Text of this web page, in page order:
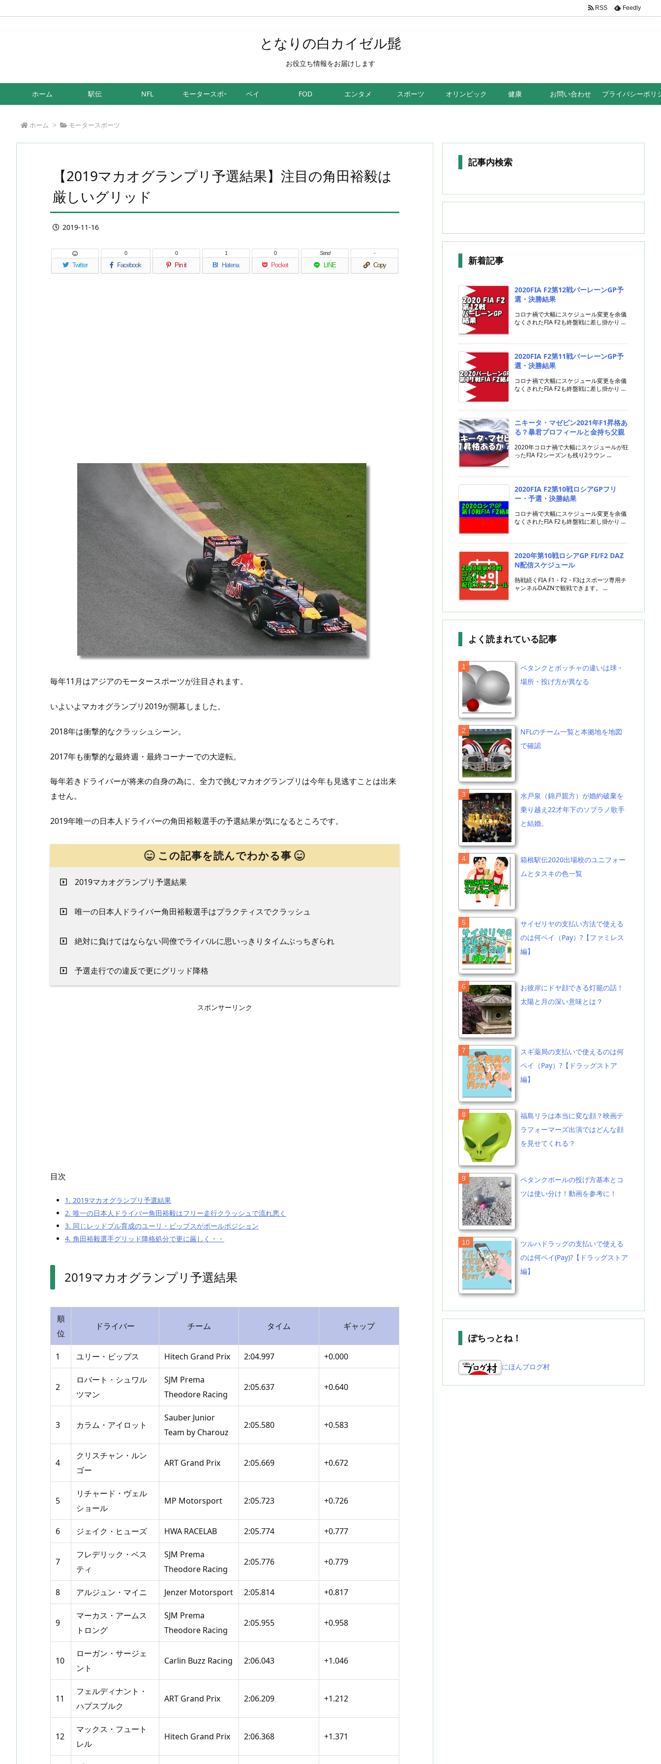
となりの白カイゼル髭
お役立ち情報をお届けします
ホーム 駅伝 NFL モータースポーツ ペイ FOD エンタメ スポーツ オリンピック 健康 お問い合わせ プライバシーポリ
RSS Feedly
ホーム > モータースポーツ
【2019マカオグランプリ予選結果】注目の角田裕毅は
厳しいグリッド
2019-11-16
Twitter Facebook
0
Pin it
0
B! Hatena
1
Pocket
0
LINE
Send
Copy
-
毎年11月はアジアのモータースポーツが注目されます。
いよいよマカオグランプリ2019が開幕しました。
2018年は衝撃的なクラッシュシーン。
2017年も衝撃的な最終週・最終コーナーでの大逆転。
毎年若きドライバーが将来の自身の為に、全力で挑むマカオグランプリは今年も見逃すことは出来
ません。
2019年唯一の日本人ドライバーの角田裕毅選手の予選結果が気になるところです。
この記事を読んでわかる事
2019マカオグランプリ予選結果
唯一の日本人ドライバー角田裕毅選手はプラクティスでクラッシュ
絶対に負けてはならない同僚でライバルに思いっきりタイムぶっちぎられ
予選走行での違反で更にグリッド降格
スポンサーリンク
目次
1. 2019マカオグランプリ予選結果
2. 唯一の日本人ドライバー角田裕毅はフリー走行クラッシュで流れ悪く
3. 同じレッドブル育成のユーリ・ビップスがポールポジション
4. 角田裕毅選手グリッド降格処分で更に厳しく・・
2019マカオグランプリ予選結果
順
位
ドライバー チーム タイム ギャップ
1 ユリー・ビップス Hitech Grand Prix 2:04.997 +0.000
2
ロバート・シュワル
ツマン
SJM Prema
Theodore Racing
2:05.637 +0.640
3 カラム・アイロット
Sauber Junior
Team by Charouz
2:05.580 +0.583
4
クリスチャン・ルン
ゴー
ART Grand Prix 2:05.669 +0.672
5
リチャード・ヴェル
ショール
MP Motorsport 2:05.723 +0.726
6 ジェイク・ヒューズ HWA RACELAB 2:05.774 +0.777
7
フレデリック・ベス
ティ
SJM Prema
Theodore Racing
2:05.776 +0.779
8 アルジュン・マイニ Jenzer Motorsport 2:05.814 +0.817
9
マーカス・アームス
トロング
SJM Prema
Theodore Racing
2:05.955 +0.958
10
ローガン・サージェ
ント
Carlin Buzz Racing 2:06.043 +1.046
11
フェルディナント・
ハプスブルク
ART Grand Prix 2:06.209 +1.212
12
マックス・フュート
レル
Hitech Grand Prix 2:06.368 +1.371
記事内検索
新着記事
2020FIA F2第12戦バーレーンGP予
選・決勝結果
コロナ禍で大幅にスケジュール変更を余儀
なくされたFIA F2も終盤戦に差し掛かり ...
2020FIA F2第11戦バーレーンGP予
選・決勝結果
コロナ禍で大幅にスケジュール変更を余儀
なくされたFIA F2も終盤戦に差し掛かり ...
ニキータ・マゼピン2021年F1昇格あ
る？暴君プロフィールと金持ち父親
2020年コロナ禍で大幅にスケジュールが狂
ったFIA F2シーズンも残り2ラウン ...
2020FIA F2第10戦ロシアGPフリ
ー・予選・決勝結果
コロナ禍で大幅にスケジュール変更を余儀
なくされたFIA F2も終盤戦に差し掛かり ...
2020年第10戦ロシアGP FI/F2 DAZ
N配信スケジュール
熱戦続くFIA F1・F2・F3はスポーツ専用チ
ャンネルDAZNで観戦できます。 ...
よく読まれている記事
ペタンクとボッチャの違いは球・
場所・投げ方が異なる
NFLのチーム一覧と本拠地を地図
で確認
水戸泉（錦戸親方）が婚約破棄を
乗り越え22才年下のソプラノ歌手
と結婚。
箱根駅伝2020出場校のユニフォー
ムとタスキの色一覧
サイゼリヤの支払い方法で使える
のは何ペイ（Pay）?【ファミレス
編】
お彼岸にドヤ顔できる灯籠の話！
太陽と月の深い意味とは？
スギ薬局の支払いで使えるのは何
ペイ（Pay）?【ドラッグストア
編】
福島リラは本当に変な顔？映画テ
ラフォーマーズ出演ではどんな顔
を見せてくれる？
ペタンクボールの投げ方基本とコ
ツは使い分け！動画を参考に！
ツルハドラッグの支払いで使える
のは何ペイ(Pay)?【ドラッグストア
編】
ぽちっとね！
にほんブログ村